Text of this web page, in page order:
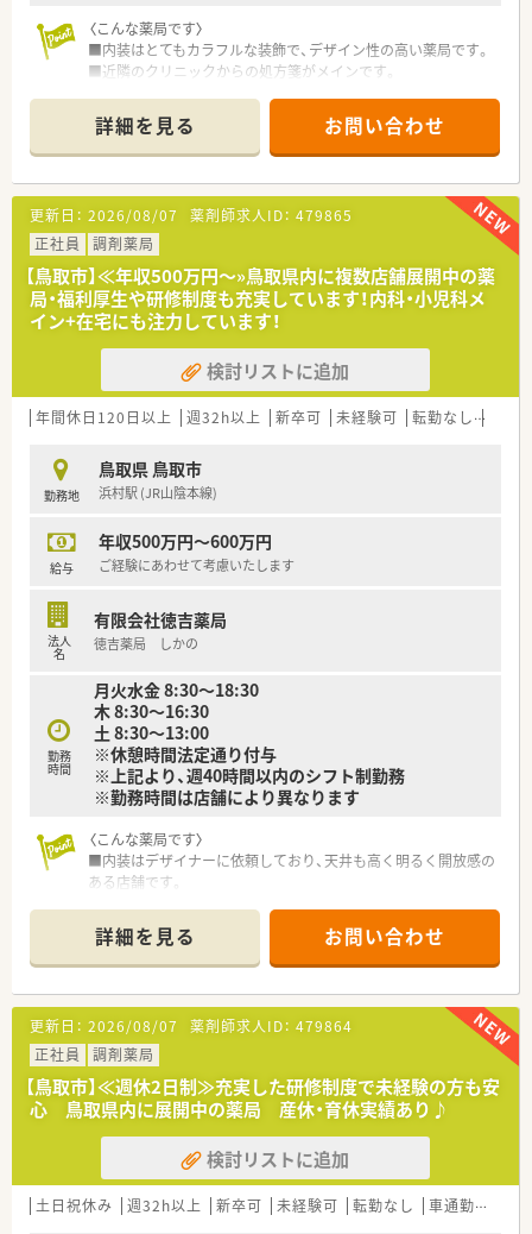
〈こんな薬局です〉
■内装はとてもカラフルな装飾で、デザイン性の高い薬局です。
■近隣のクリニックからの処方箋がメインです。
科を応需しています。
〈業務内容〉
■調剤業務・在宅医療・OTC販売
■処方箋枚数：2400枚/月
〈研修制度〉
■新入社員研修・OJT研修・スキルアップ研修・海外研修・接遇研
修があります。
〈法人特徴〉
■鳥取県内で８店舗展開する調剤薬局です。
鳥取市内で在宅も積極的に対応されています。
■健康サポート薬局として定期的な健康イベントを開催されて
います。
システム」「一包化監査支援システム」「散剤監査機」「電子薬歴管
理システム」を導入しています。
■８店舗中5店舗にクリーンベンチを設置されているなど、鳥取
■各種福利厚生も充実しており、ご家庭をお持ちの方なども安心
して長期的なご就業が可能です。
■対人業務に特化するため、機械化は積極的に行われている薬局
様です。
男性育児休暇習得実績もございます・離職率も非常に低く働きや
すい環境です！
■社内のレクリエーションも充実しています。
〈こんな方にもおススメ〉
■在宅業務にご興味のある方
■複数科目でご経験を積みたい方
などお気軽にお問い合わせください！
詳細を見る お問い合わせ
更新日： 2026/08/07 薬剤師求人ID： 479865
正社員
調剤薬局
【鳥取市】≪年収500万円～»鳥取県内に複数店舗展開中の薬
局・福利厚生や研修制度も充実しています！内科・小児科メ
イン+在宅にも注力しています！
検討リストに追加
年間休日120日以上 週32h以上 新卒可 未経験可 転勤なし
勤務地
鳥取県 鳥取市
浜村駅 (JR山陰本線)
給与
年収500万円～600万円
ご経験にあわせて考慮いたします
法人
名
有限会社徳吉薬局
徳吉薬局 しかの
勤務
時間
月火水金 8:30～18:30
木 8:30〜16:30
土 8:30～13:00
※休憩時間法定通り付与
※上記より、週40時間以内のシフト制勤務
※勤務時間は店舗により異なります
〈こんな薬局です〉
■内装はデザイナーに依頼しており、天井も高く明るく開放感の
ある店舗です。
います。
■地域連携薬局の認定を受けています。
〈業務内容〉
■調剤業務・在宅医療・OTC販売業務
〈研修制度〉
■新入社員研修・OJT研修・スキルアップ研修・海外研修・接遇研
修があります。
〈法人特徴〉
■鳥取県内で８店舗展開する調剤薬局です。
鳥取市内で在宅も積極的に対応されています。
■健康サポート薬局として定期的な健康イベントを開催されて
詳細を見る お問い合わせ
更新日： 2026/08/07 薬剤師求人ID： 479864
正社員
調剤薬局
【鳥取市】≪週休2日制≫充実した研修制度で未経験の方も安
心 鳥取県内に展開中の薬局 産休・育休実績あり♪
検討リストに追加
土日祝休み 週32h以上 新卒可 未経験可 転勤なし 車通勤可